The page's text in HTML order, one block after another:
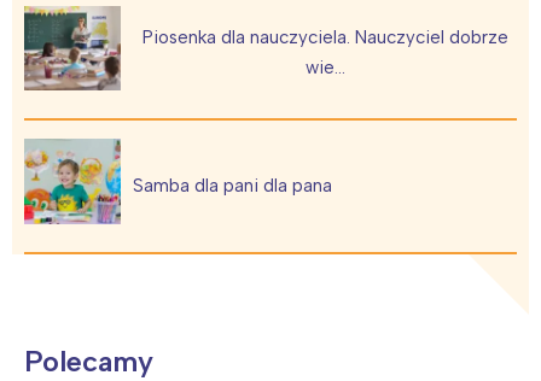
Piosenka dla nauczyciela. Nauczyciel dobrze
wie…
Samba dla pani dla pana
Polecamy